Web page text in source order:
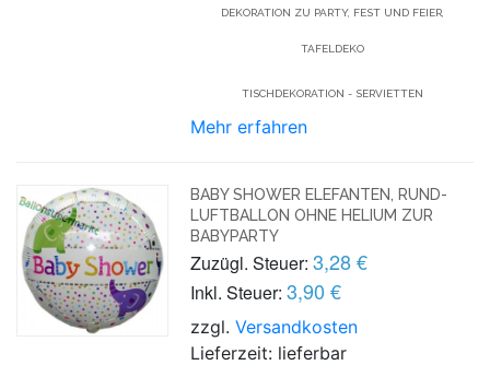
DEKORATION ZU PARTY, FEST UND FEIER,
TAFELDEKO
TISCHDEKORATION - SERVIETTEN
Mehr erfahren
BABY SHOWER ELEFANTEN, RUND-
LUFTBALLON OHNE HELIUM ZUR
BABYPARTY
Zuzügl. Steuer: 3,28 €
Inkl. Steuer: 3,90 €
zzgl.Versandkosten
Lieferzeit: lieferbar